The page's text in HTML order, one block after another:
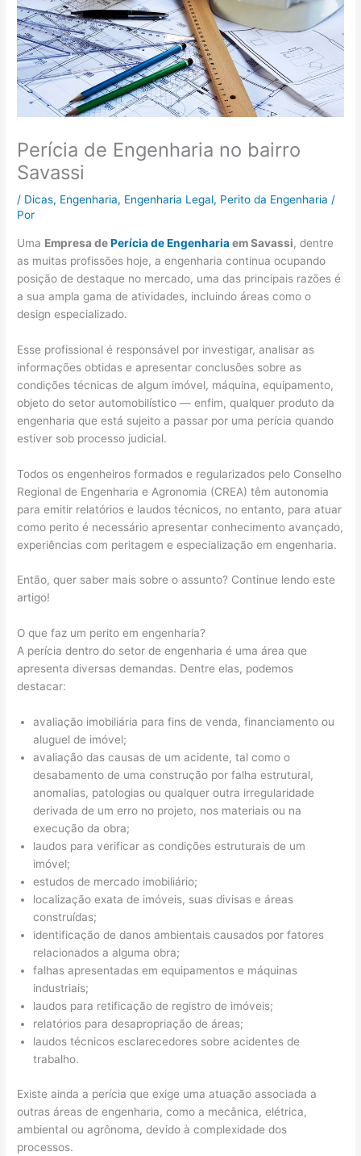
Perícia de Engenharia no bairro
Savassi
/ Dicas, Engenharia, Engenharia Legal, Perito da Engenharia /
Por
Uma Empresa dePerícia de Engenhariaem Savassi, dentre
as muitas profissões hoje, a engenharia continua ocupando
posição de destaque no mercado, uma das principais razões é
a sua ampla gama de atividades, incluindo áreas como o
design especializado.
Esse profissional é responsável por investigar, analisar as
informações obtidas e apresentar conclusões sobre as
condições técnicas de algum imóvel, máquina, equipamento,
objeto do setor automobilístico — enfim, qualquer produto da
engenharia que está sujeito a passar por uma perícia quando
estiver sob processo judicial.
Todos os engenheiros formados e regularizados pelo Conselho
Regional de Engenharia e Agronomia (CREA) têm autonomia
para emitir relatórios e laudos técnicos, no entanto, para atuar
como perito é necessário apresentar conhecimento avançado,
experiências com peritagem e especialização em engenharia.
Então, quer saber mais sobre o assunto? Continue lendo este
artigo!
O que faz um perito em engenharia?
A perícia dentro do setor de engenharia é uma área que
apresenta diversas demandas. Dentre elas, podemos
destacar:
avaliação imobiliária para fins de venda, financiamento ou
aluguel de imóvel;
avaliação das causas de um acidente, tal como o
desabamento de uma construção por falha estrutural,
anomalias, patologias ou qualquer outra irregularidade
derivada de um erro no projeto, nos materiais ou na
execução da obra;
laudos para verificar as condições estruturais de um
imóvel;
estudos de mercado imobiliário;
localização exata de imóveis, suas divisas e áreas
construídas;
identificação de danos ambientais causados por fatores
relacionados a alguma obra;
falhas apresentadas em equipamentos e máquinas
industriais;
laudos para retificação de registro de imóveis;
relatórios para desapropriação de áreas;
laudos técnicos esclarecedores sobre acidentes de
trabalho.
Existe ainda a perícia que exige uma atuação associada a
outras áreas de engenharia, como a mecânica, elétrica,
ambiental ou agrônoma, devido à complexidade dos
processos.